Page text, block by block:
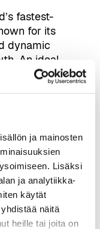
ja mainosten
Lisäksi
ja analytiikka-
käytät
näitä
heille tai joita on
fastest-
for its
dynamic
An ideal
for AI-